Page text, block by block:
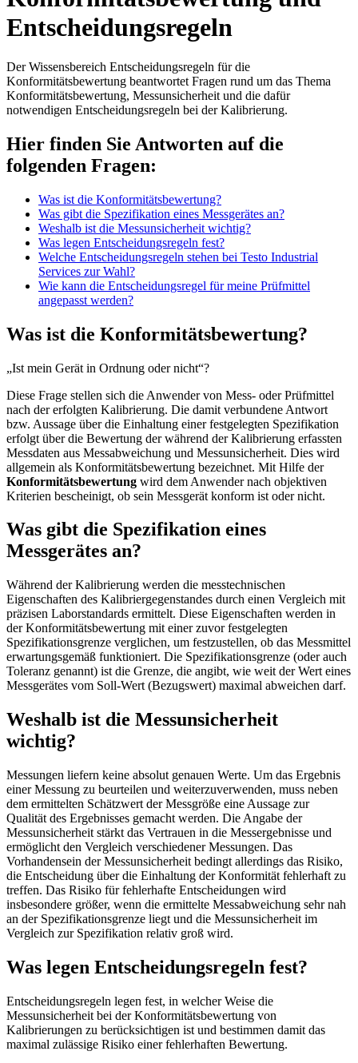
Entscheidungsregeln
Der Wissensbereich Entscheidungsregeln für die
Konformitätsbewertung beantwortet Fragen rund um das Thema
Konformitätsbewertung, Messunsicherheit und die dafür
notwendigen Entscheidungsregeln bei der Kalibrierung.
Hier finden Sie Antworten auf die
folgenden Fragen:
Was ist die Konformitätsbewertung?
Was gibt die Spezifikation eines Messgerätes an?
Weshalb ist die Messunsicherheit wichtig?
Was legen Entscheidungsregeln fest?
Welche Entscheidungsregeln stehen bei Testo Industrial
Services zur Wahl?
Wie kann die Entscheidungsregel für meine Prüfmittel
angepasst werden?
Was ist die Konformitätsbewertung?
„Ist mein Gerät in Ordnung oder nicht“?
Diese Frage stellen sich die Anwender von Mess- oder Prüfmittel
nach der erfolgten Kalibrierung. Die damit verbundene Antwort
bzw. Aussage über die Einhaltung einer festgelegten Spezifikation
erfolgt über die Bewertung der während der Kalibrierung erfassten
Messdaten aus Messabweichung und Messunsicherheit. Dies wird
allgemein als Konformitätsbewertung bezeichnet. Mit Hilfe der
Konformitätsbewertung wird dem Anwender nach objektiven
Kriterien bescheinigt, ob sein Messgerät konform ist oder nicht.
Was gibt die Spezifikation eines
Messgerätes an?
Während der Kalibrierung werden die messtechnischen
Eigenschaften des Kalibriergegenstandes durch einen Vergleich mit
präzisen Laborstandards ermittelt. Diese Eigenschaften werden in
der Konformitätsbewertung mit einer zuvor festgelegten
Spezifikationsgrenze verglichen, um festzustellen, ob das Messmittel
erwartungsgemäß funktioniert. Die Spezifikationsgrenze (oder auch
Toleranz genannt) ist die Grenze, die angibt, wie weit der Wert eines
Messgerätes vom Soll-Wert (Bezugswert) maximal abweichen darf.
Weshalb ist die Messunsicherheit
wichtig?
Messungen liefern keine absolut genauen Werte. Um das Ergebnis
einer Messung zu beurteilen und weiterzuverwenden, muss neben
dem ermittelten Schätzwert der Messgröße eine Aussage zur
Qualität des Ergebnisses gemacht werden. Die Angabe der
Messunsicherheit stärkt das Vertrauen in die Messergebnisse und
ermöglicht den Vergleich verschiedener Messungen. Das
Vorhandensein der Messunsicherheit bedingt allerdings das Risiko,
die Entscheidung über die Einhaltung der Konformität fehlerhaft zu
treffen. Das Risiko für fehlerhafte Entscheidungen wird
insbesondere größer, wenn die ermittelte Messabweichung sehr nah
an der Spezifikationsgrenze liegt und die Messunsicherheit im
Vergleich zur Spezifikation relativ groß wird.
Was legen Entscheidungsregeln fest?
Entscheidungsregeln legen fest, in welcher Weise die
Messunsicherheit bei der Konformitätsbewertung von
Kalibrierungen zu berücksichtigen ist und bestimmen damit das
maximal zulässige Risiko einer fehlerhaften Bewertung.